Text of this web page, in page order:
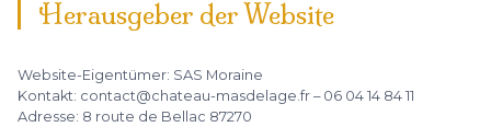
Herausgeber der Website
Website-Eigentümer: SAS Moraine
Kontakt: contact@chateau-masdelage.fr – 06 04 14 84 11
Adresse: 8 route de Bellac 87270